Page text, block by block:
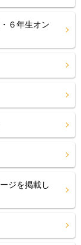
６年生オン
ジを掲載し